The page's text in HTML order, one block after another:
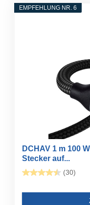
EMPFEHLUNG NR. 6
DCHAV 1 m 100
Stecker auf...
(30)